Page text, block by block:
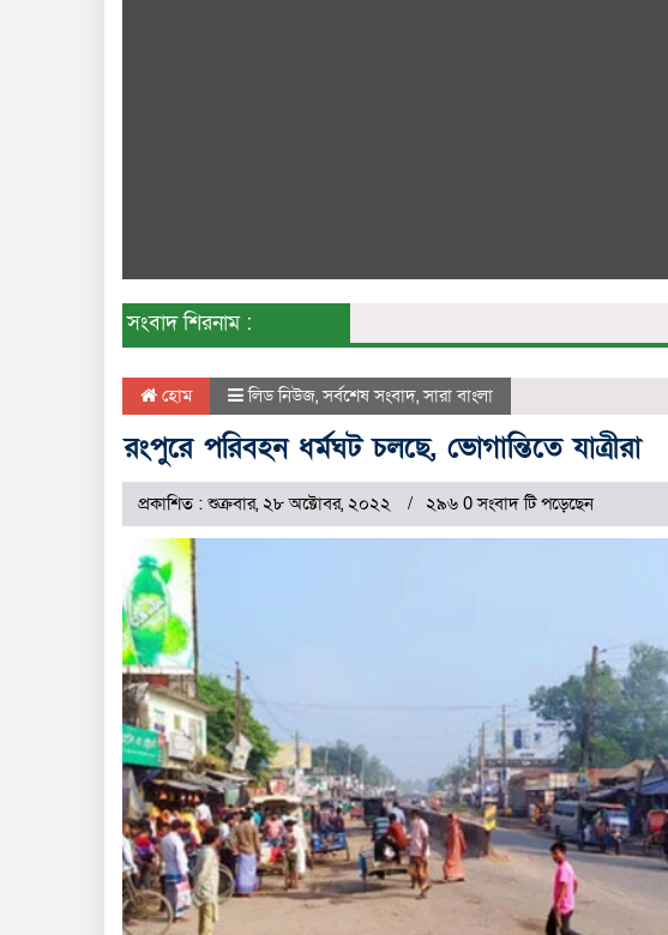
সংবাদ শিরনাম :
হোম লিড নিউজ,সর্বশেষ সংবাদ,সারা বাংলা
রংপুরে পরিবহন ধর্মঘট চলছে, ভোগান্তিতে যাত্রীরা
প্রকাশিত : শুক্রবার, ২৮ অক্টোবর, ২০২২ ২৯৬ 0 সংবাদ টি পড়েছেন